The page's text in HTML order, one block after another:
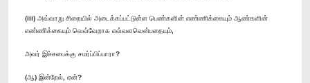
(iii) அவ்வாறு சிறையில் அடைக்கப்பட்டுள்ள பெண்களின் எண்ணிக்கையும் ஆண்களின்
எண்ணிக்கையும் வெவ்வேறாக எவ்வளவென்பதையும்,
அவர் இச்சபைக்கு சமர்ப்பிப்பாரா?
(ஆ) இன்றேல், ஏன்?